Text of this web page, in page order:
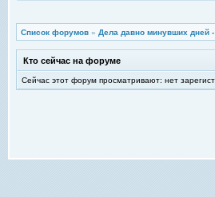
Список форумов » Дела давно минувших дней
Кто сейчас на форуме
Сейчас этот форум просматривают: нет